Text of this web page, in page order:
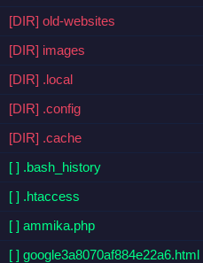
[DIR] old-websites
[DIR] images
[DIR] .local
[DIR] .config
[DIR] .cache
[ ] .bash_history
[ ] .htaccess
[ ] ammika.php
[ ] google3a8070af884e22a6.html